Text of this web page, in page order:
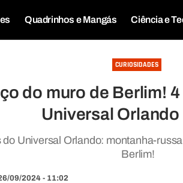
Quadrinhos e Mangás Ciência e
CURIOSIDADES
do muro de Berlim!
Universal
Universal Orlando: montanha-
Berlim!
09/2024 - 11:02